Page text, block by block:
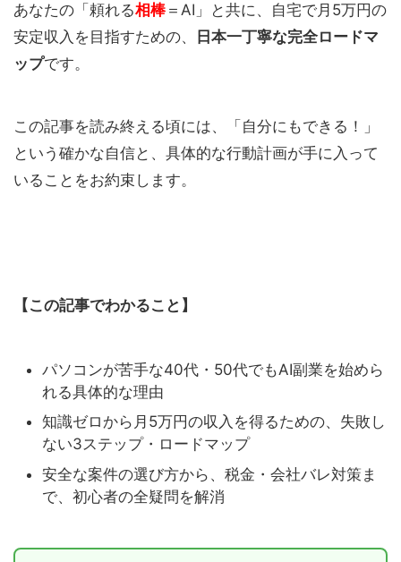
あなたの「頼れる相棒 ＝AI」と共に、自宅で月5万円の
安定収入を目指すための、
日本一丁寧な完全ロードマ
ップです。
この記事を読み終える頃には、「自分にもできる！」
という確かな自信と、具体的な行動計画が手に入って
いることをお約束します。
【この記事でわかること】
パソコンが苦手な40代・50代でもAI副業を始めら
れる具体的な理由
知識ゼロから月5万円の収入を得るための、失敗し
ない3ステップ・ロードマップ
安全な案件の選び方から、税金・会社バレ対策ま
で、初心者の全疑問を解消